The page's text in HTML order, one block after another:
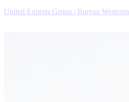
United Experts Group | Bureau Wetteren